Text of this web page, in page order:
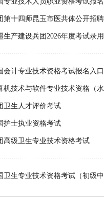
第十四师昆玉市医共体公开招
生产建设兵团2026年度考试录
会计专业技术资格考试报名入口
机技术与软件专业技术资格（
卫生人才评价考试
护士执业资格考试
高级卫生专业技术资格考试
卫生专业技术资格考试（初级中